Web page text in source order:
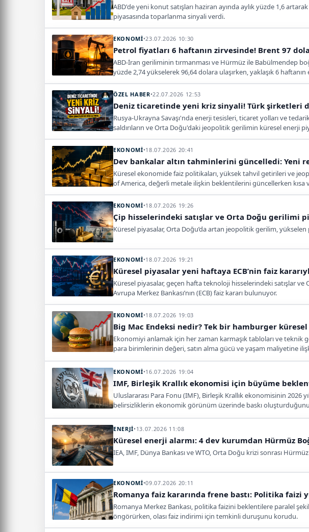
ABD'de yeni konut satışları haziran ayında aylık yüzde 1,6
piyasasında toparlanma sinyali verdi.
EKONOMİ•23.07.2026 10:30
Petrol fiyatları 6 haftanın zirvesinde! Brent 97
ABD-İran geriliminin tırmanması ve Hürmüz ile Babülmendep
yüzde 2,74 yükselerek 96,64 dolara ulaşırken, yaklaşık 6
ÖZEL HABER•22.07.2026 12:53
Deniz ticaretinde yeni kriz sinyali! Türk şirketleri
Rusya-Ukrayna Savaşı'nda enerji tesisleri, ticaret yolları ve
saldırıların ve Orta Doğu'daki jeopolitik gerilimin küresel enerji
EKONOMİ•18.07.2026 20:41
Dev bankalar altın tahminlerini güncelledi: Yeni
Küresel ekonomide faiz politikaları, yüksek tahvil getirileri ve
of America, değerli metale ilişkin beklentilerini güncellerken
EKONOMİ•18.07.2026 19:26
Çip hisselerindeki satışlar ve Orta Doğu gerilimi
Küresel piyasalar, Orta Doğu’da artan jeopolitik gerilim,
EKONOMİ•18.07.2026 19:21
Küresel piyasalar yeni haftaya ECB’nin faiz
Küresel piyasalar, geçen hafta teknoloji hisselerindeki satışlar
Avrupa Merkez Bankası’nın (ECB) faiz kararı bulunuyor.
EKONOMİ•18.07.2026 19:03
Big Mac Endeksi nedir? Tek bir hamburger küresel
Ekonomiyi anlamak için her zaman karmaşık tabloları ve
para birimlerinin değeri, satın alma gücü ve yaşam maliyetine
EKONOMİ•16.07.2026 19:04
IMF, Birleşik Krallık ekonomisi için büyüme
Uluslararası Para Fonu (IMF), Birleşik Krallık ekonomisinin 2026
belirsizliklerin ekonomik görünüm üzerinde baskı
ENERJİ•13.07.2026 11:08
Küresel enerji alarmı: 4 dev kurumdan Hürmüz
IEA, IMF, Dünya Bankası ve WTO, Orta Doğu krizi sonrası
EKONOMİ•09.07.2026 20:11
Romanya faiz kararında frene bastı: Politika faizi
Romanya Merkez Bankası, politika faizini beklentilere paralel
öngörürken, olası faiz indirimi için temkinli duruşunu korudu.